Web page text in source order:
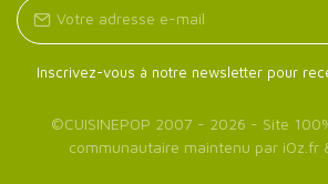
Inscrivez-vous à notre newsletter pour
©CUISINEPOP 2007 - 2026 - Site
communautaire maintenu par iOz.fr